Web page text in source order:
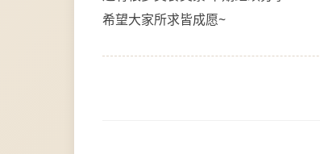
希望大家所求皆成愿~